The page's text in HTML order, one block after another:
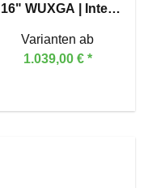
| 16" WUXGA | Intel®
Varianten ab
1.039,00 € *